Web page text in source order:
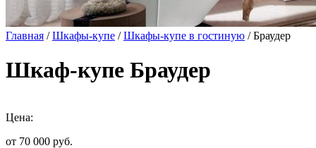
Главная /Шкафы-купе /Шкафы-купе в гостиную / Браудер
Шкаф-купе Браудер
Цена:
от 70 000 руб.